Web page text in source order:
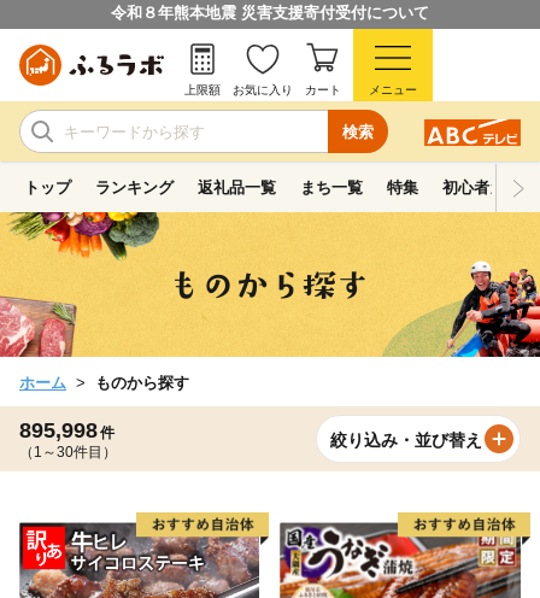
令和８年熊本地震 災害支援寄付受付について
検索
上限額 お気に入り カート メニュー
トップ ランキング 返礼品一覧 まち一覧 特集 初心者ガイド
ホーム ものから探す
895,998件
（1～30件目）
絞り込み・並び替え